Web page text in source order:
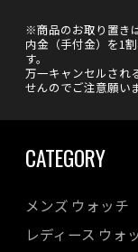
※商品のお取り置き
内金（手付金）を1
す。
万一キャンセルされ
せんのでご注意願い
CATEGORY
メンズ ウォッチ
レディース ウォ